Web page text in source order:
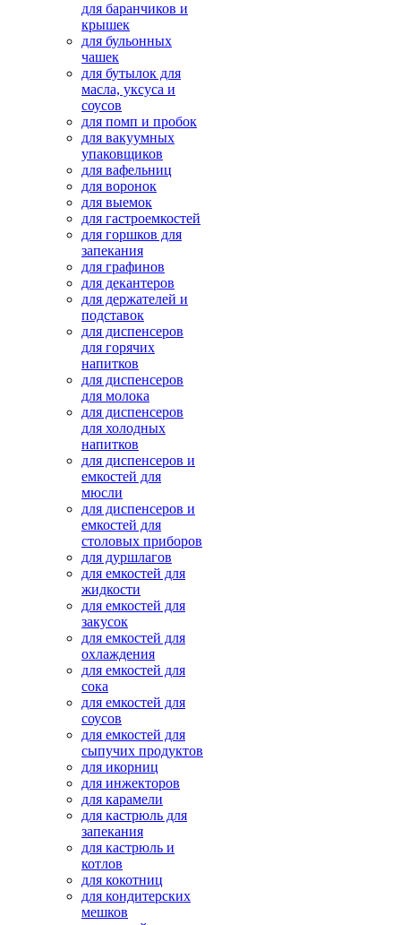
для баранчиков и
крышек
для бульонных
чашек
для бутылок для
масла, уксуса и
соусов
для помп и пробок
для вакуумных
упаковщиков
для вафельниц
для воронок
для выемок
для гастроемкостей
для горшков для
запекания
для графинов
для декантеров
для держателей и
подставок
для диспенсеров
для горячих
напитков
для диспенсеров
для молока
для диспенсеров
для холодных
напитков
для диспенсеров и
емкостей для
мюсли
для диспенсеров и
емкостей для
столовых приборов
для дуршлагов
для емкостей для
жидкости
для емкостей для
закусок
для емкостей для
охлаждения
для емкостей для
сока
для емкостей для
соусов
для емкостей для
сыпучих продуктов
для икорниц
для инжекторов
для карамели
для кастрюль для
запекания
для кастрюль и
котлов
для кокотниц
для кондитерских
мешков